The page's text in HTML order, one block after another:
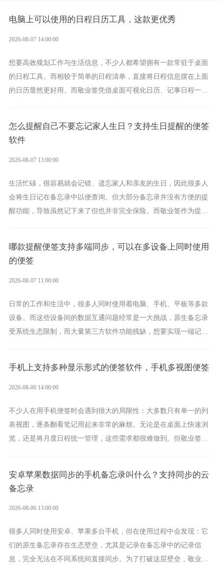
电脑上可以使用的日程日历工具，这款更优秀
2026-08-07 14:00:00
想要高效规划工作与生活信息，不少人都希望拥有一款常驻于桌面
的日程工具。而相较于简单的日程清单，直接将日程信息摆在上面
的日历显然更好用。而敬业签凭借桌面可视化日历、记事日程一体
怎么提醒自己不要忘记家人生日？支持生日提醒的便签
软件
2026-08-07 13:00:00
生活忙碌，很容易就会记错、遗忘家人和亲友的生日，因此很多人
会将生日记在备忘录中以便查询。但大部分备忘录并没有方便的提
醒功能，导致虽然记下来了但也并非完全保险。而敬业签作为提醒
哪款提醒便签支持多端同步，可以在多设备上同时使用
的便签
2026-08-07 11:00:00
日常的工作和生活中，很多人同时使用着电脑、手机、平板等多款
设备。而这些设备间的数据互通问题经常是一大挑战，原生备忘录
受系统生态限制，而大量第三方软件功能残缺，想要实现一端记
手机上支持多种显示形式的便签软件，手机多视图便签
2026-08-06 14:00:00
不少人在用手机便签时会遇到很大的局限性：大多数只有单一的列
表视图，逐条翻看笔记用起来非常的麻烦。无论是在桌面上快速浏
览，还是将月度日程统一管理，这些需求都很难做到。但敬业签作
安卓苹果数据同步的手机备忘录叫什么？支持同步的云
备忘录
2026-08-06 13:00:00
很多人同时使用安卓、苹果多台手机，但在使用过程中会发现：它
们的原生备忘录存在生态壁垒，尤其是记录在备忘录中的记录信
息，完全无法在不同系统间直接同步。为了打破这层壁垒，敬业签